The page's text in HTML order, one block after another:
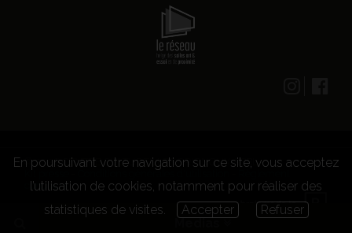
Medias
© 2026 CENTRE CULTUREL LES GRIGNOUX ASBL -
Kit presse
Conditions générales d'utilisation
concours
En poursuivant votre navigation sur ce site, vous acceptez
l’utilisation de cookies, notamment pour réaliser des
statistiques de visites.
Accepter Refuser